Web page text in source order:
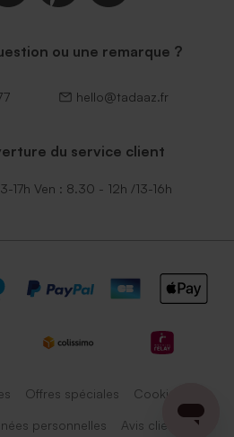
ou une remarque ?
hello@tadaaz.fr
du service client
17h Ven : 8.30 - 12h /13-16h
Offres spéciales Cookies
personnelles Avis client